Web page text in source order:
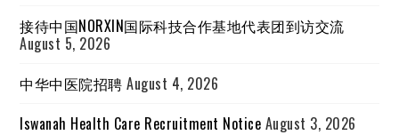
接待中国NORXIN国际科技合作基地代表团到访交流
August 5, 2026
中华中医院招聘 August 4, 2026
Iswanah Health Care Recruitment Notice August 3, 2026